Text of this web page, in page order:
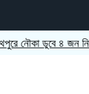
ডুবে ৪ জন নিখোঁজ, ২